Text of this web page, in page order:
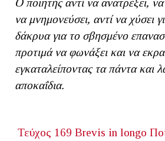
Ο ποιητής αντί να ανατρέξει, να
να μνημονεύσει, αντί να χύσει
δάκρυα για το σβησμένο
προτιμά να φωνάξει και να
εγκαταλείποντας τα πάντα και
αποκαΐδια.
Τεύχος 169 Brevis in longo